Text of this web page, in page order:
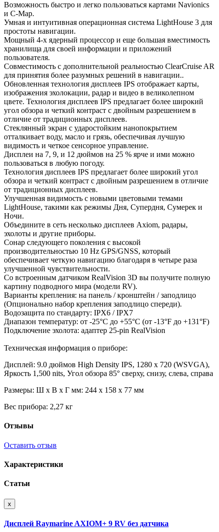
Возможность быстро и легко пользоваться картами Navionics
и C-Map.
Умная и интуитивная операционная система LightHouse 3 для
простоты навигации.
Мощный 4-х ядерный процессор и еще большая вместимость
хранилища для своей информации и приложений
пользователя.
Совместимость с дополнительной реальностью ClearCruise AR
для принятия более разумных решений в навигации..
Обновленная технология дисплеев IPS отображает карты,
изображения эхолокации, радар и видео в великолепном
цвете. Технология дисплеев IPS предлагает более широкий
угол обзора и четкий контраст с двойным разрешением в
отличие от традиционных дисплеев.
Стеклянный экран с ударостойким нанопокрытием
отталкивает воду, масло и грязь, обеспечивая лучшую
видимость и четкое сенсорное управление.
Дисплеи на 7, 9, и 12 дюймов на 25 % ярче и ими можно
пользоваться в любую погоду.
Технология дисплеев IPS предлагает более широкий угол
обзора и четкий контраст с двойным разрешением в отличие
от традиционных дисплеев.
Улучшенная видимость с новыми цветовыми темами
LightHouse, такими как режимы Дня, Супердня, Сумерек и
Ночи.
Объедините в сеть несколько дисплеев Axiom, радары,
эхолоты и другие приборы.
Сонар следующего поколения с высокой
производительностью 10 Hz GPS/GNSS, который
обеспечивает четкую навигацию благодаря в четыре раза
улучшенной чувствительности.
Со встроенным датчиком RealVision 3D вы получите полную
картину подводного мира (модели RV).
Варианты крепления: на панель / кронштейн / заподлицо
(Опционально набор крепления заподлицо спереди).
Водозащита по стандарту: IPX6 / IPX7
Диапазон температур: от -25°C до +55°C (от -13°F до +131°F)
Подключение эхолота: адаптер 25-pin RealVision
Техническая информация о приборе:
Дисплей: 9.0 дюймов High Density IPS, 1280 x 720 (WSVGA),
Яркость 1,500 nits, Угол обзора 85° сверху, снизу, слева, справа
Размеры: Ш x В x Г мм: 244 x 158 x 77 мм
Вес прибора: 2,27 кг
Отзывы
Оставить отзыв
Характеристики
Статьи
x
Дисплей Raymarine AXIOM+ 9 RV без датчика